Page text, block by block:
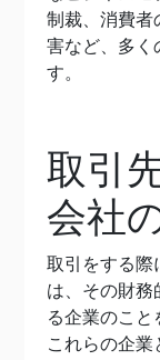
制裁、消費者
害など、多く
す。
取引
会社
取引をする際
は、その財務
る企業のこと
これらの企業